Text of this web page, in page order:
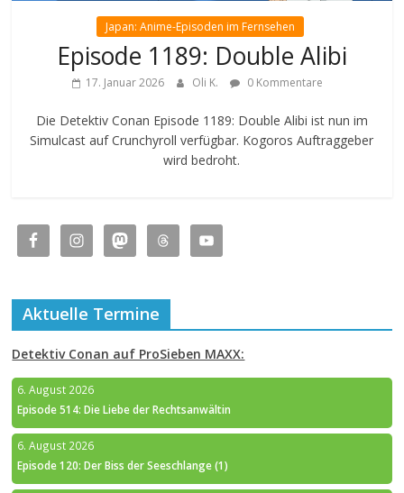
Japan: Anime-Episoden im Fernsehen
Episode 1189: Double Alibi
17. Januar 2026 Oli K. 0 Kommentare
Die Detektiv Conan Episode 1189: Double Alibi ist nun im
Simulcast auf Crunchyroll verfügbar. Kogoros Auftraggeber
wird bedroht.
Aktuelle Termine
Detektiv Conan auf ProSieben MAXX:
6. August 2026
Episode 514: Die Liebe der Rechtsanwältin
6. August 2026
Episode 120: Der Biss der Seeschlange (1)